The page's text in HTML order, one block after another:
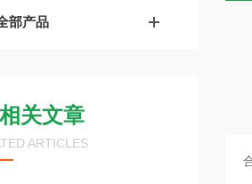
部产品
相关文章
ARTICLES